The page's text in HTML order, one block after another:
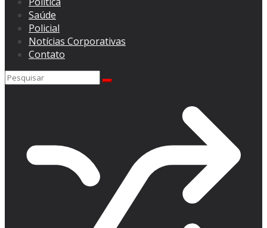
Saúde
Policial
Notícias Corporativas
Contato